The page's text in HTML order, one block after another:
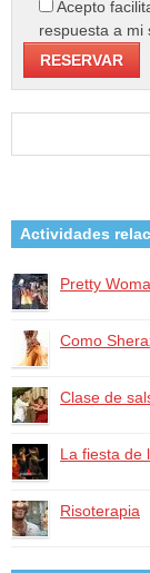
Acepto
respuesta a mi
Actividades
Pretty
Como
Clase de
La fiesta de
Risoterapia